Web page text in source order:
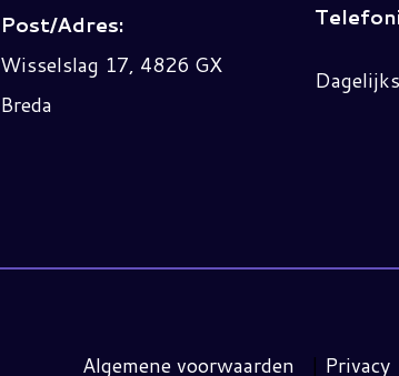
Post/Adres:
Wisselslag 17, 4826 GX
Breda
Algemene voorwaarden | Privacy